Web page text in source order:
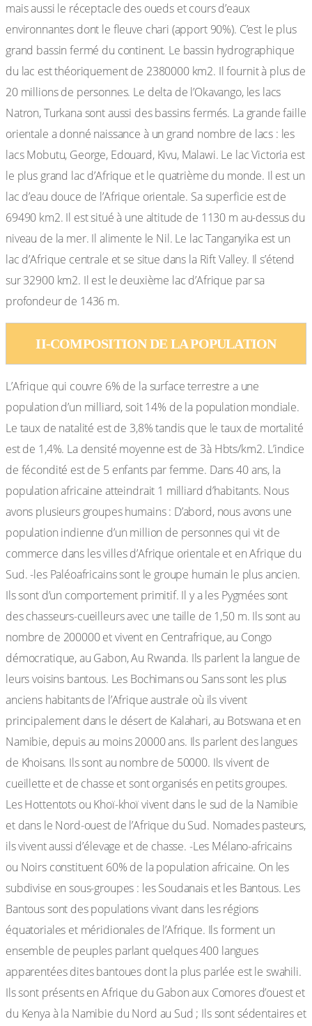
mais aussi le réceptacle des oueds et cours d’eaux
environnantes dont le fleuve chari (apport 90%). C’est le plus
grand bassin fermé du continent. Le bassin hydrographique
du lac est théoriquement de 2380000 km2. Il fournit à plus de
20 millions de personnes. Le delta de l’Okavango, les lacs
Natron, Turkana sont aussi des bassins fermés. La grande faille
orientale a donné naissance à un grand nombre de lacs : les
lacs Mobutu, George, Edouard, Kivu, Malawi. Le lac Victoria est
le plus grand lac d’Afrique et le quatrième du monde. Il est un
lac d’eau douce de l’Afrique orientale. Sa superficie est de
69490 km2. Il est situé à une altitude de 1130 m au-dessus du
niveau de la mer. Il alimente le Nil. Le lac Tanganyika est un
lac d’Afrique centrale et se situe dans la Rift Valley. Il s’étend
sur 32900 km2. Il est le deuxième lac d’Afrique par sa
profondeur de 1436 m.
II-COMPOSITION DE LA POPULATION
L’Afrique qui couvre 6% de la surface terrestre a une
population d’un milliard, soit 14% de la population mondiale.
Le taux de natalité est de 3,8% tandis que le taux de mortalité
est de 1,4%. La densité moyenne est de 3à Hbts/km2. L’indice
de fécondité est de 5 enfants par femme. Dans 40 ans, la
population africaine atteindrait 1 milliard d’habitants. Nous
avons plusieurs groupes humains : D’abord, nous avons une
population indienne d’un million de personnes qui vit de
commerce dans les villes d’Afrique orientale et en Afrique du
Sud. -les Paléoafricains sont le groupe humain le plus ancien.
Ils sont d’un comportement primitif. Il y a les Pygmées sont
des chasseurs-cueilleurs avec une taille de 1,50 m. Ils sont au
nombre de 200000 et vivent en Centrafrique, au Congo
démocratique, au Gabon, Au Rwanda. Ils parlent la langue de
leurs voisins bantous. Les Bochimans ou Sans sont les plus
anciens habitants de l’Afrique australe où ils vivent
principalement dans le désert de Kalahari, au Botswana et en
Namibie, depuis au moins 20000 ans. Ils parlent des langues
de Khoisans. Ils sont au nombre de 50000. Ils vivent de
cueillette et de chasse et sont organisés en petits groupes.
Les Hottentots ou Khoï-khoï vivent dans le sud de la Namibie
et dans le Nord-ouest de l’Afrique du Sud. Nomades pasteurs,
ils vivent aussi d’élevage et de chasse. -Les Mélano-africains
ou Noirs constituent 60% de la population africaine. On les
subdivise en sous-groupes : les Soudanais et les Bantous. Les
Bantous sont des populations vivant dans les régions
équatoriales et méridionales de l’Afrique. Ils forment un
ensemble de peuples parlant quelques 400 langues
apparentées dites bantoues dont la plus parlée est le swahili.
Ils sont présents en Afrique du Gabon aux Comores d’ouest et
du Kenya à la Namibie du Nord au Sud ; Ils sont sédentaires et